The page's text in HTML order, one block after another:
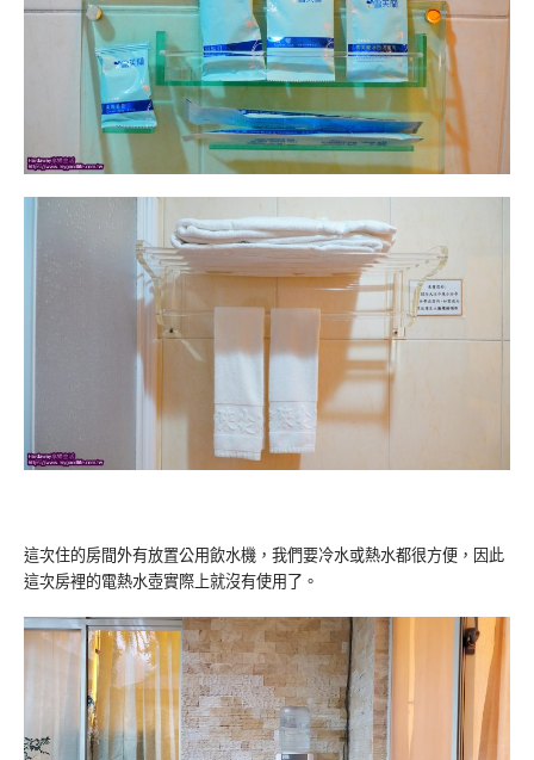
這次住的房間外有放置公用飲水機，我們要冷水或熱水都很方便，因此
這次房裡的電熱水壺實際上就沒有使用了。